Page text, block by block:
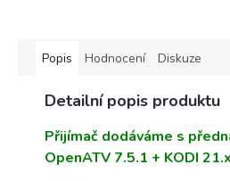
Popis Hodnocení Diskuze
Detailní popis produktu
Přijímač dodáváme s
OpenATV 7.5.1 + KODI 21.x